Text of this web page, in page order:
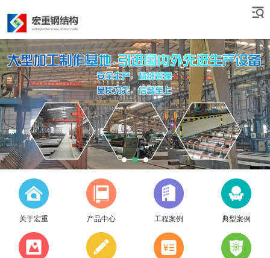
关于宏重 产品中心 工程案例 典型案例